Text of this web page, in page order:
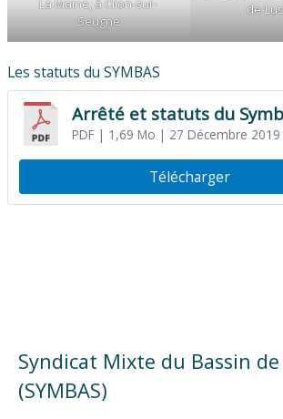
La Maine, à Clion-sur-
Seugne
de-
Les statuts du SYMBAS
Arrêté et statuts du
PDF| 1,69 Mo | 27 Décembre 2019
Télécharger
Syndicat Mixte du Bassin
(SYMBAS)